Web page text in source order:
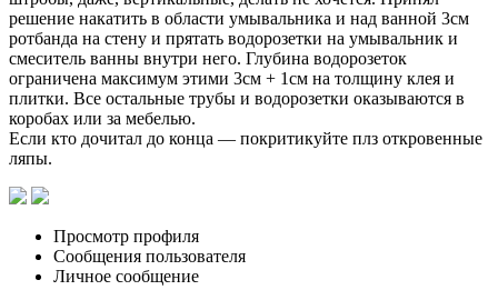
решение накатить в области умывальника и над ванной 3см
ротбанда на стену и прятать водорозетки на умывальник и
смеситель ванны внутри него. Глубина водорозеток
ограничена максимум этими 3см + 1см на толщину клея и
плитки. Все остальные трубы и водорозетки оказываются в
коробах или за мебелью.
Если кто дочитал до конца — покритикуйте плз откровенные
ляпы.
Просмотр профиля
Сообщения пользователя
Личное сообщение